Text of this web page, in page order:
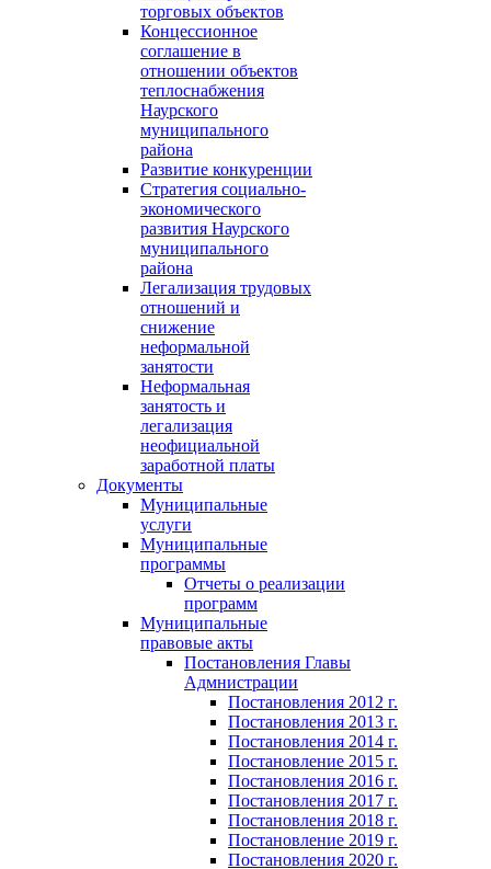
торговых объектов
Концессионное
соглашение в
отношении объектов
теплоснабжения
Наурского
муниципального
района
Развитие конкуренции
Стратегия социально-
экономического
развития Наурского
муниципального
района
Легализация трудовых
отношений и
снижение
неформальной
занятости
Неформальная
занятость и
легализация
неофициальной
заработной платы
Документы
Муниципальные
услуги
Муниципальные
программы
Отчеты о реализации
программ
Муниципальные
правовые акты
Постановления Главы
Адмнистрации
Постановления 2012 г.
Постановления 2013 г.
Постановления 2014 г.
Постановление 2015 г.
Постановления 2016 г.
Постановления 2017 г.
Постановления 2018 г.
Постановление 2019 г.
Постановления 2020 г.